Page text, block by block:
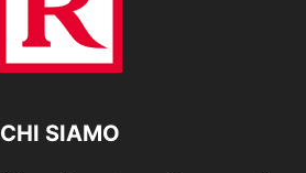
CHI SIAMO